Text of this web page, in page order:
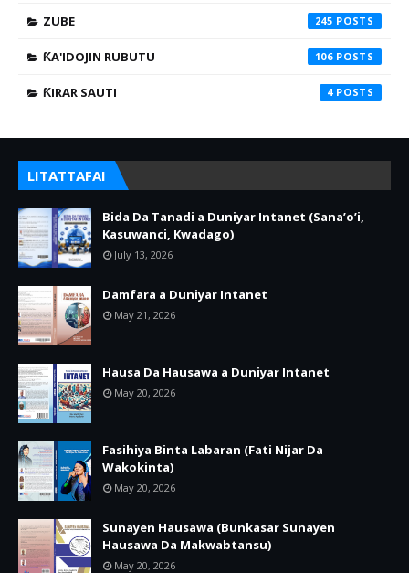
ZUBE 245
ƘA'IDOJIN RUBUTU 106
ƘIRAR SAUTI 4
LITATTAFAI
Bida Da Tanadi a Duniyar Intanet (Sana’o’i,
Kasuwanci, Kwadago)
July 13, 2026
Damfara a Duniyar Intanet
May 21, 2026
Hausa Da Hausawa a Duniyar Intanet
May 20, 2026
Fasihiya Binta Labaran (Fati Nijar Da
Wakokinta)
May 20, 2026
Sunayen Hausawa (Bunkasar Sunayen
Hausawa Da Makwabtansu)
May 20, 2026